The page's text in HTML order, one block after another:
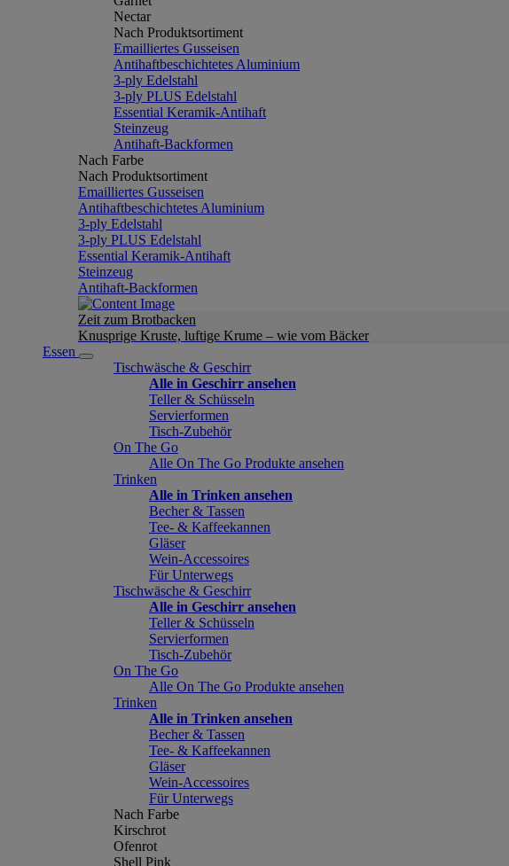
Nectar
Nach Produktsortiment
Emailliertes Gusseisen
Antihaftbeschichtetes Aluminium
3-ply Edelstahl
3-ply PLUS Edelstahl
Essential Keramik-Antihaft
Steinzeug
Antihaft-Backformen
Nach Farbe
Nach Produktsortiment
Emailliertes Gusseisen
Antihaftbeschichtetes Aluminium
3-ply Edelstahl
3-ply PLUS Edelstahl
Essential Keramik-Antihaft
Steinzeug
Antihaft-Backformen
Zeit zum Brotbacken
Knusprige Kruste, luftige Krume – wie vom Bäcker
Essen
Tischwäsche & Geschirr
Alle in Geschirr ansehen
Teller & Schüsseln
Servierformen
Tisch-Zubehör
On The Go
Alle On The Go Produkte ansehen
Trinken
Alle in Trinken ansehen
Becher & Tassen
Tee- & Kaffeekannen
Gläser
Wein-Accessoires
Für Unterwegs
Tischwäsche & Geschirr
Alle in Geschirr ansehen
Teller & Schüsseln
Servierformen
Tisch-Zubehör
On The Go
Alle On The Go Produkte ansehen
Trinken
Alle in Trinken ansehen
Becher & Tassen
Tee- & Kaffeekannen
Gläser
Wein-Accessoires
Für Unterwegs
Nach Farbe
Kirschrot
Ofenrot
Shell Pink